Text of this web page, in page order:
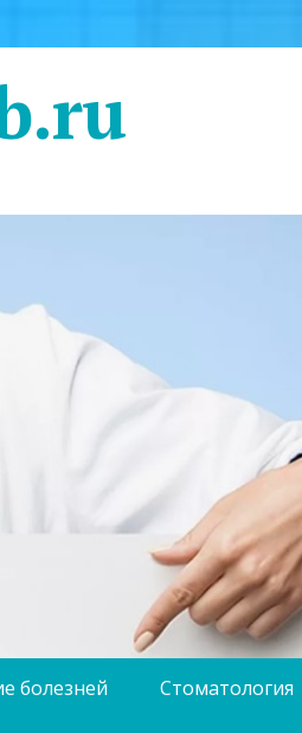
болезней Стоматология